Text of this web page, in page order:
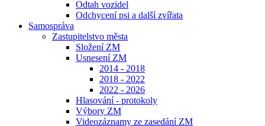
Odtah vozidel
Odchycení psi a další zvířata
Samospráva
Zastupitelstvo města
Složení ZM
Usnesení ZM
2014 - 2018
2018 - 2022
2022 - 2026
Hlasování - protokoly
Výbory ZM
Videozáznamy ze zasedání ZM